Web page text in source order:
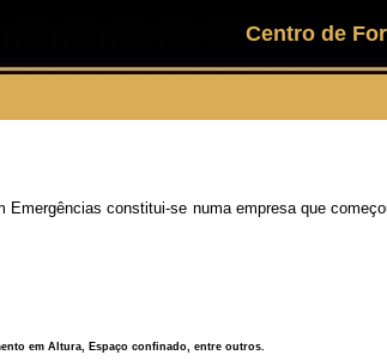
Centro de
Emergências constitui-se numa empresa que
em Altura, Espaço confinado, entre outros.